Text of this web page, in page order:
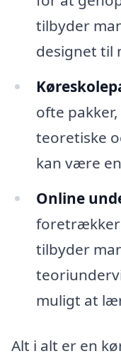
tilbyder
designet til
ofte
teoretiske
kan være
Online
foretrækker
tilbyder
muligt at
Alt i alt er en